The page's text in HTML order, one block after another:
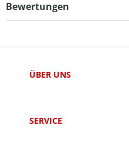
Bewertungen
ÜBER UNS
SERVICE